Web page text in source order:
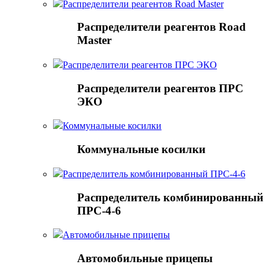
Распределители реагентов Road Master
Распределители реагентов Road
Master
Распределители реагентов ПРС ЭКО
Распределители реагентов ПРС
ЭКО
Коммунальные косилки
Коммунальные косилки
Распределитель комбинированный ПРС-4-6
Распределитель комбинированный
ПРС-4-6
Автомобильные прицепы
Автомобильные прицепы